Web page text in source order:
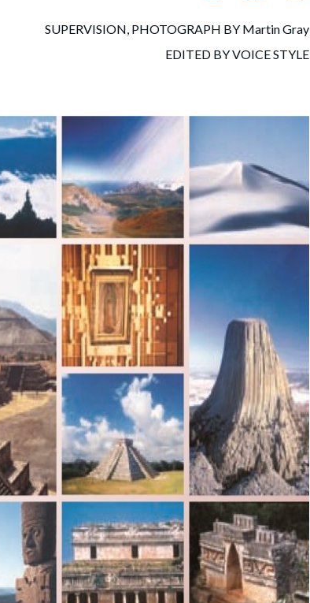
SUPERVISION, PHOTOGRAPH BY Martin Gray
EDITED BY VOICE STYLE